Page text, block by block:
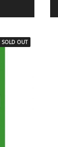
SOLD OUT